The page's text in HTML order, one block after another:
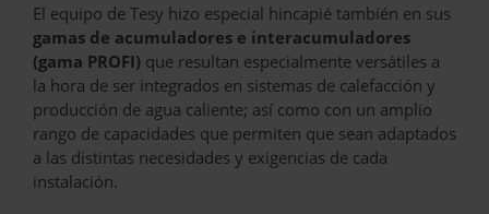
El equipo de Tesy hizo especial hincapié también en sus
gamas de acumuladores e interacumuladores
(gama PROFI) que resultan especialmente versátiles a
la hora de ser integrados en sistemas de calefacción y
producción de agua caliente; así como con un amplio
rango de capacidades que permiten que sean adaptados
a las distintas necesidades y exigencias de cada
instalación.